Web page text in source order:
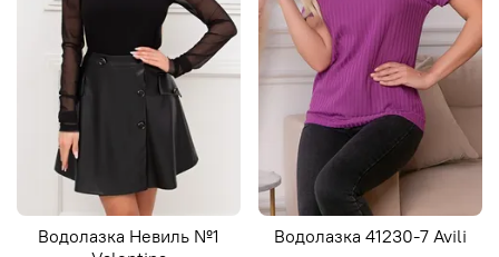
Водолазка Невиль №1
Водолазка 41230-7 Avili